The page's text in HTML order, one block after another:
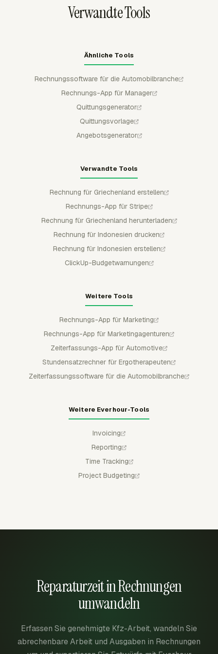
Verwandte Tools
Ähnliche Tools
Rechnungssoftware für die Automobilbranche
Rechnungs-App für Manager
Quittungsgenerator
Quittungsvorlage
Angebotsgenerator
Verwandte Tools
Rechnung für Griechenland erstellen
Rechnungs-App für Stripe
Rechnung für Griechenland herunterladen
Rechnung für Indonesien drucken
Rechnung für Indonesien erstellen
ClickUp-Budgetwarnungen
Weitere Tools
Rechnungs-App für Marketing
Rechnungs-App für Marketingagenturen
Zeiterfassungs-App für Automotive
Stundensatzrechner für Ergotherapeuten
Zeiterfassungssoftware für die Automobilbranche
Weitere Everhour-Tools
Invoicing
Reporting
Time Tracking
Project Budgeting
Reparaturzeit in Rechnungen
umwandeln
Erfassen Sie genehmigte Kfz-Arbeit, wandeln Sie
abrechenbare Arbeit und Ausgaben in Rechnungen